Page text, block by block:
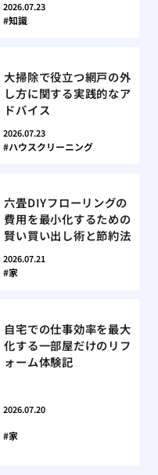
2026.07.23
知識
大掃除で役立つ網戸の外
し方に関する実践的なア
ドバイス
2026.07.23
ハウスクリーニング
六畳DIYフローリングの
費用を最小化するための
賢い買い出し術と節約法
2026.07.21
家
自宅での仕事効率を最大
化する一部屋だけのリフ
ォーム体験記
2026.07.20
家